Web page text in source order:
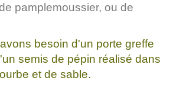
pamplemoussier, ou de
besoin d'un porte greffe
semis de pépin réalisé dans
et de sable.